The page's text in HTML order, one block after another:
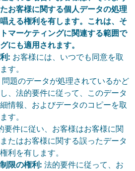
お客様に関する個人データの処理
える権利を有します。これは、そ
マーケティングに関連する範囲で
にも適用されます。
: お客様には、いつでも同意を取
す。
題のデータが処理されているかど
、法的要件に従って、このデータ
情報、およびデータのコピーを取
す。
要件に従い、お客様はお客様に関
たはお客様に関する誤ったデータ
利を有します。
限の権利: 法的要件に従って、お